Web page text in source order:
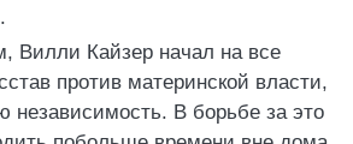
Вилли Кайзер начал на все
против материнской власти,
независимость. В борьбе за это